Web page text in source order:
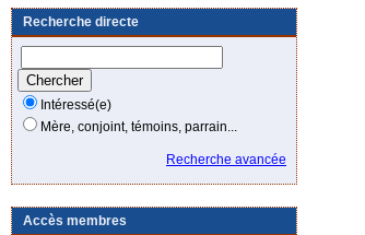
Recherche directe
Intéressé(e)
Mère, conjoint, témoins, parrain...
Recherche avancée
Accès membres